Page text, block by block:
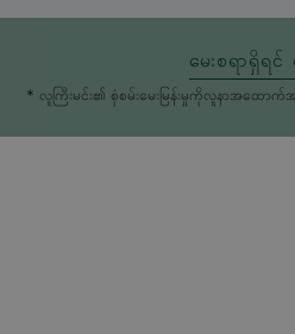
မေးစရာရှိရင်
* လူကြီးမင်း၏ စုံစမ်းမေးမြန်းမှုကိုလူနာအထောက်အ